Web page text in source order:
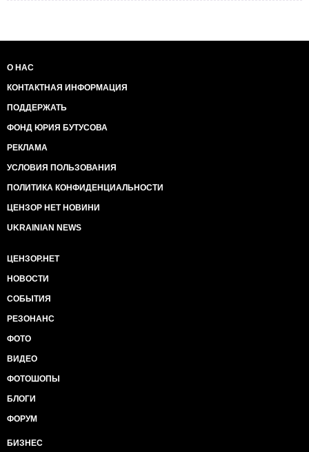
О НАС
КОНТАКТНАЯ ИНФОРМАЦИЯ
ПОДДЕРЖАТЬ
ФОНД ЮРИЯ БУТУСОВА
РЕКЛАМА
УСЛОВИЯ ПОЛЬЗОВАНИЯ
ПОЛИТИКА КОНФИДЕНЦИАЛЬНОСТИ
ЦЕНЗОР НЕТ НОВИНИ
UKRAINIAN NEWS
ЦЕНЗОР.НЕТ
НОВОСТИ
СОБЫТИЯ
РЕЗОНАНС
ФОТО
ВИДЕО
ФОТОШОПЫ
БЛОГИ
ФОРУМ
БИЗНЕС